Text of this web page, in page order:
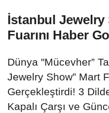
İstanbul Jewelry
Fuarını Haber
Dünya "Mücevher”
Jewelry Show” Mart
Gerçekleştirdi! 3
Kapalı Çarşı ve